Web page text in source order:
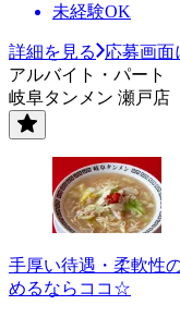
未経験OK
詳細を見る
応募画面
アルバイト・パート
岐阜タンメン 瀬戸店
手厚い待遇・柔軟性
めるならココ☆